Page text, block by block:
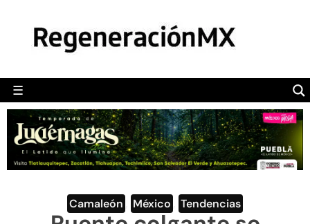
☰
POLÍTICA
CAMALEÓN
OPINIÓN
DEPORTES
ENGLISH SECTION
Camaleón México Tendencias